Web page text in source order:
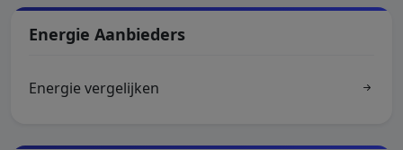
Energie Aanbieders
Energie vergelijken